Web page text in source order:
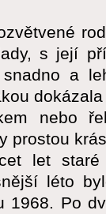
s její
a
nebo
prostou
let
léto
1968. Po